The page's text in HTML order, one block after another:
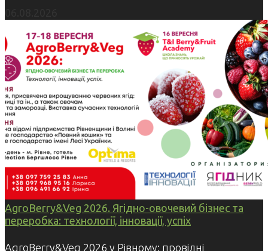
AgroBerry&Veg 2026. Ягідно-овочевий бізнес та
переробка: технології, інновації, успіх
AgroBerry&Veg 2026 у Рівному: провідні